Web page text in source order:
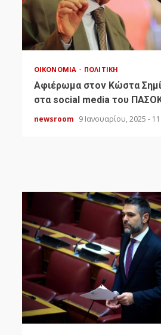
ΟΙΚΟΝΟΜΊΑ ΠΟΛΙΤΙΚΉ
Αφιέρωμα στον Κώστα
στα social media του
newsroom 9 Ιανουαρίου, 2025 -